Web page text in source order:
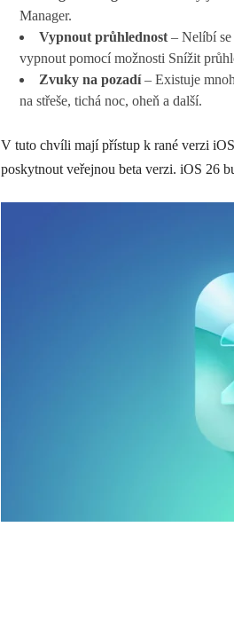
Manager.
Vypnout průhlednost– Nelíbí se
vypnout pomocí možnosti Snížit
Zvuky na pozadí– Existuje
na střeše, tichá noc, oheň a další.
V tuto chvíli mají přístup k rané verzi
poskytnout veřejnou beta verzi. iOS 26